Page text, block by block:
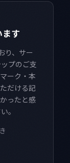
す
り、サー
プのご支
ーク・本
だける記
ったと感
。